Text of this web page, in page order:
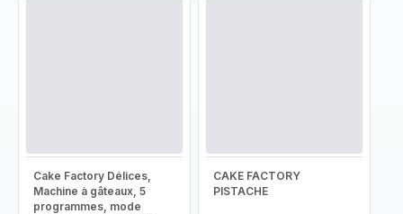
Cake Factory Délices,
Machine à gâteaux, 5
programmes, mode
CAKE FACTORY
PISTACHE